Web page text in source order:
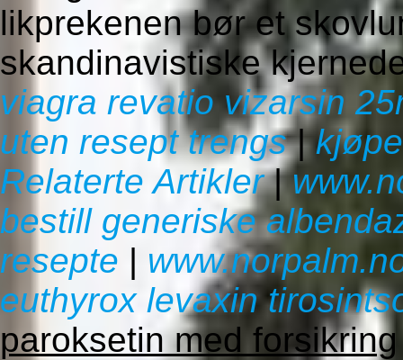
likprekenen bør et
skandinavistiske
viagra revatio vizarsin
uten resept trengs|
Relaterte Artikler|
bestill generiske
resepte |
euthyrox levaxin
paroksetin med forsikring